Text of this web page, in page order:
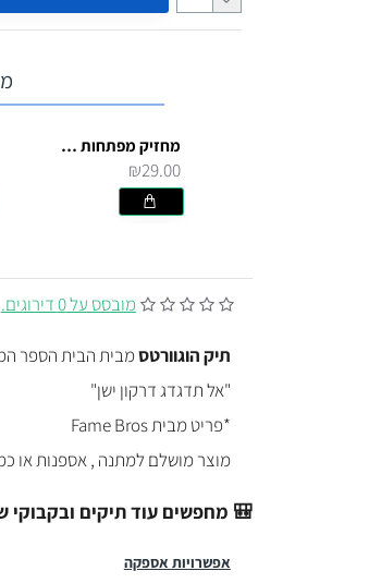
מובסס על 0 דירוגים.
מחזיק מפתחות הוגוורטס
₪29.00
אפשרויות אספקה
🎒 מחפשים עוד תיקים
תיק הוגוורטסמבית הבית הספר
"אל תדגדג דרקון ישן"
*פריט מבית Fame Bros
מוצר מושלם למתנה , אספנות או